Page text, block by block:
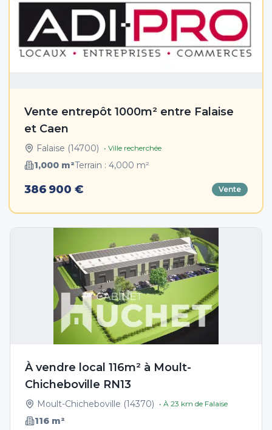
Vente entrepôt 1000m² entre Falaise
et Caen
Falaise (14700) • Ville recherchée
1,000 m²Terrain : 4,000 m²
386 900 € Vente
À vendre local 116m² à Moult-
Chicheboville RN13
Moult-Chicheboville (14370) • À 23 km de Falaise
116 m²